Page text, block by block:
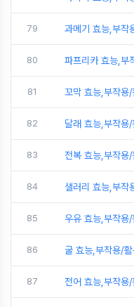
79 과메기 효능,부작
80 파프리카 효능,부
81 꼬막 효능,부작용
82 달래 효능,부작용
83 전복 효능,부작용
84 샐러리 효능,부작
85 우유 효능,부작용
86 굴 효능,부작용/
87 전어 효능,부작용